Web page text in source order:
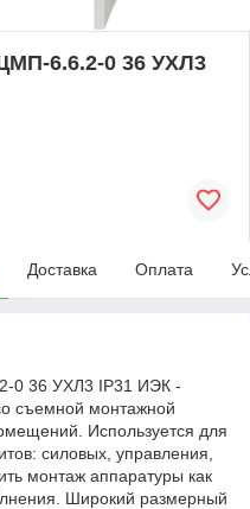
6.6.2-0 36 УХЛ3
Доставка Оплата
0 36 УХЛ3 IP31 ИЭК -
съемной монтажной
Используется для
силовых, управления,
монтаж аппаратуры как
Широкий размерный